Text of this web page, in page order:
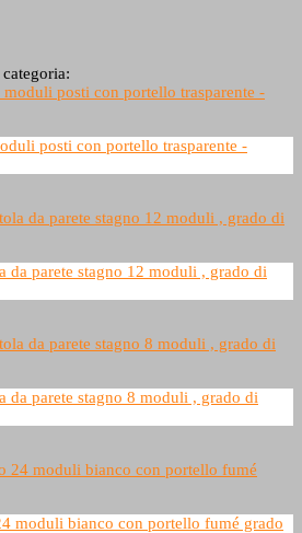
posti con portello trasparente -
da parete stagno 12 moduli , grado di
da parete stagno 8 moduli , grado di
moduli bianco con portello fumé grado